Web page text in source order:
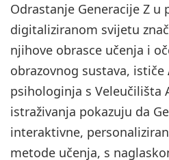
Odrastanje Generacije Z u
digitaliziranom svijetu
njihove obrasce učenja i
obrazovnog sustava, ističe
psihologinja s Veleučilišta
istraživanja pokazuju da
interaktivne,
metode učenja, s